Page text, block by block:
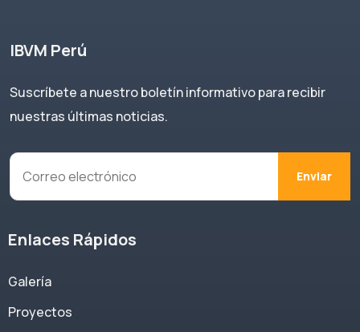
IBVM Perú
Suscríbete a nuestro boletín informativo para recibir
nuestras últimas noticias.
Enlaces Rápidos
Galería
Proyectos